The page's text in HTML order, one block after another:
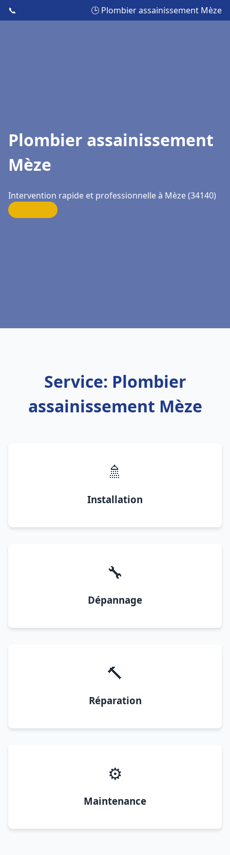
📞 🕒 Plombier assainissement Mèze
Plombier assainissement
Mèze
Intervention rapide et professionnelle à Mèze (34140)
Service: Plombier
assainissement Mèze
🚿
Installation
🔧
Dépannage
🔨
Réparation
⚙️
Maintenance